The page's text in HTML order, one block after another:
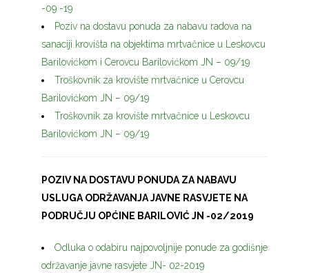
-09 -19
Poziv na dostavu ponuda za nabavu radova na
sanaciji krovišta na objektima mrtvačnice u Leskovcu
Barilovićkom i Cerovcu Barilovićkom JN – 09/19
Troškovnik za krovište mrtvačnice u Cerovcu
Barilovićkom JN – 09/19
Troškovnik za krovište mrtvačnice u Leskovcu
Barilovićkom JN – 09/19
POZIV NA DOSTAVU PONUDA ZA NABAVU
USLUGA ODRŽAVANJA JAVNE RASVJETE NA
PODRUČJU OPĆINE BARILOVIĆ JN -02/2019
Odluka o odabiru najpovoljnije ponude za godišnje
održavanje javne rasvjete JN- 02-2019